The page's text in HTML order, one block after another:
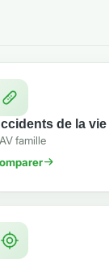
de la vie
famille